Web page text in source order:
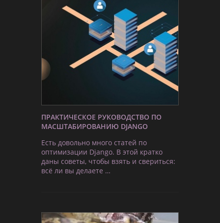
ПРАКТИЧЕСКОЕ РУКОВОДСТВО ПО
МАСШТАБИРОВАНИЮ DJANGO
Есть довольно много статей по
оптимизации Django. В этой кратко
даны советы, чтобы взять и свериться:
всё ли вы делаете …